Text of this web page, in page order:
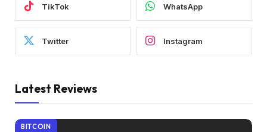
TikTok WhatsApp
Twitter Instagram
Latest Reviews
BITCOIN